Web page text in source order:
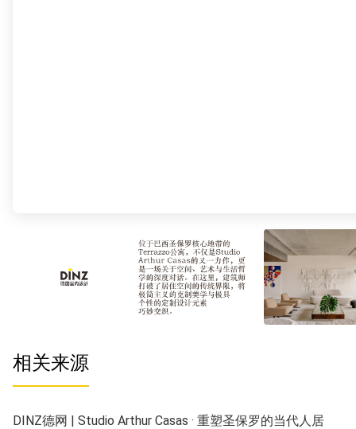
相关来源
DINZ德网 | Studio Arthur Casas · 重塑圣保罗的当代人居